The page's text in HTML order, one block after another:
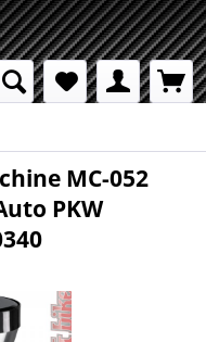
MC-052
PKW